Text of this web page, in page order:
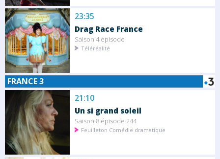
23:35
Drag Race France
Saison 4 épisode
Téléréalité
FRANCE 3
21:10
Un si grand soleil
Saison 8 épisode 244
Feuilleton Comédie dramatique